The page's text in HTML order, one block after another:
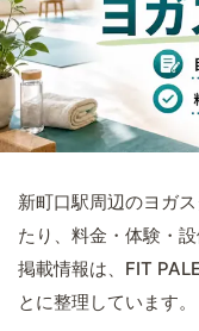
新町口駅周辺のヨガ
たり、料金・体験・
掲載情報は、FIT
とに整理しています。